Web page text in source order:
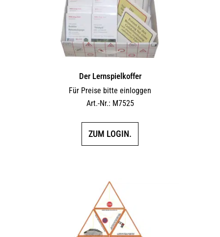
Der Lernspielkoffer
Für Preise bitte einloggen
Art.-Nr.: M7525
ZUM LOGIN.